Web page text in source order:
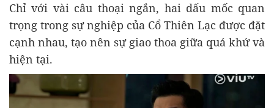
Chỉ với vài câu thoại ngắn, hai dấu mốc quan
trọng trong sự nghiệp của Cổ Thiên Lạc được đặt
cạnh nhau, tạo nên sự giao thoa giữa quá khứ và
hiện tại.